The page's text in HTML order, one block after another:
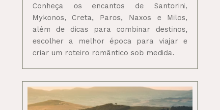
Conheça os encantos de Santorini,
Mykonos, Creta, Paros, Naxos e Milos,
além de dicas para combinar destinos,
escolher a melhor época para viajar e
criar um roteiro romântico sob medida.